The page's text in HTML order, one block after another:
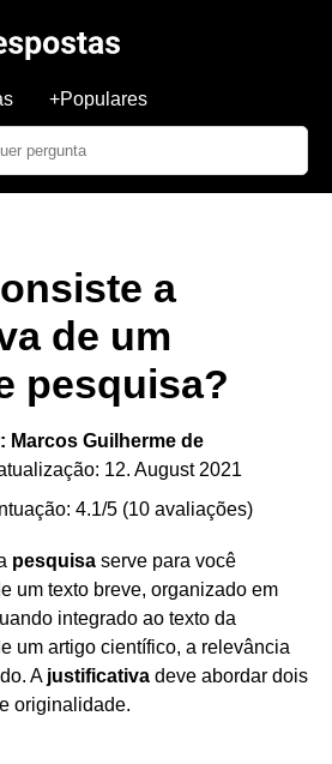
+Populares
a
de um
pesquisa?
Marcos Guilherme de
12. August 2021
4.1/5 (10 avaliações)
pesquisa serve para você
um texto breve, organizado em
integrado ao texto da
um artigo científico, a relevância
A justificativa deve abordar dois
originalidade.